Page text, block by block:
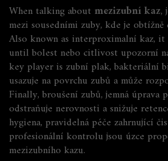
When talking about mezizubní kaz,
mezi sousedními zuby, kde je
Also known as interproximalní kaz, it
until bolest nebo citlivost upozorní
key player is zubní plak, bakteriální
usazuje na povrchu zubů a může
Finally, broušení zubů,jemná úprava
odstraňuje nerovnosti a snižuje
hygiena, pravidelná péče zahrnující
profesionální kontrolujsou úzce
mezizubního kazu.